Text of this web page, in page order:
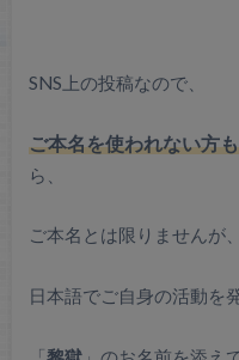
SNS上の投稿なので、
ご本名を使われない方
ら、
ご本名とは限りませんが
日本語でご自身の活動を